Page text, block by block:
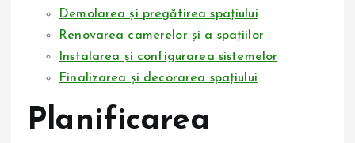
Demolarea și pregătirea spațiului
Renovarea camerelor și a spațiilor
Instalarea și configurarea sistemelor
Finalizarea și decorarea spațiului
Planificarea